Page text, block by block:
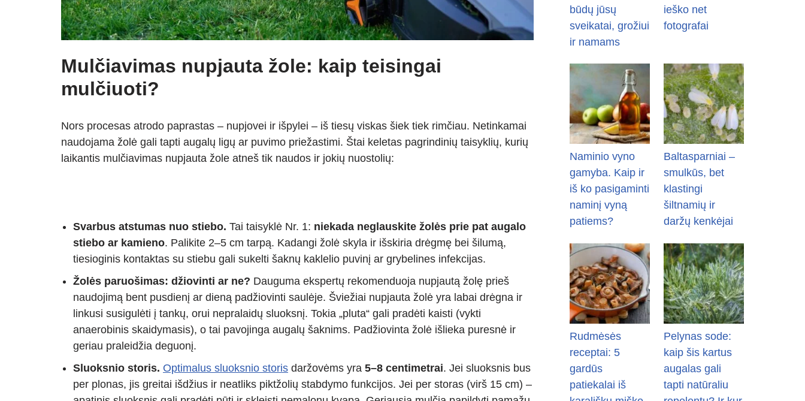
Mulčiavimas nupjauta žole: kaip teisingai
mulčiuoti?
Nors procesas atrodo paprastas – nupjovei ir išpylei – iš tiesų viskas šiek tiek rimčiau. Netinkamai
naudojama žolė gali tapti augalų ligų ar puvimo priežastimi. Štai keletas pagrindinių taisyklių, kurių
laikantis mulčiavimas nupjauta žole atneš tik naudos ir jokių nuostolių:
Svarbus atstumas nuo stiebo. Tai taisyklė Nr. 1: niekada neglauskite žolės prie pat augalo
stiebo ar kamieno. Palikite 2–5 cm tarpą. Kadangi žolė skyla ir išskiria drėgmę bei šilumą,
tiesioginis kontaktas su stiebu gali sukelti šaknų kaklelio puvinį ar grybelines infekcijas.
Žolės paruošimas: džiovinti ar ne? Dauguma ekspertų rekomenduoja nupjautą žolę prieš
naudojimą bent pusdienį ar dieną padžiovinti saulėje. Šviežiai nupjauta žolė yra labai drėgna ir
linkusi susigulėti į tankų, orui nepralaidų sluoksnį. Tokia „pluta“ gali pradėti kaisti (vykti
anaerobinis skaidymasis), o tai pavojinga augalų šaknims. Padžiovinta žolė išlieka puresnė ir
geriau praleidžia deguonį.
Sluoksnio storis. Optimalus sluoksnio storis daržovėms yra 5–8 centimetrai. Jei sluoksnis bus
per plonas, jis greitai išdžius ir neatliks piktžolių stabdymo funkcijos. Jei per storas (virš 15 cm) –
būdų jūsų
sveikatai, grožiui
ir namams
ieško net
fotografai
Naminio vyno
gamyba. Kaip ir
iš ko pasigaminti
naminį vyną
patiems?
Baltasparniai –
smulkūs, bet
klastingi
šiltnamių ir
daržų kenkėjai
Rudmėsės
receptai: 5
gardūs
patiekalai iš
Pelynas sode:
kaip šis kartus
augalas gali
tapti natūraliu